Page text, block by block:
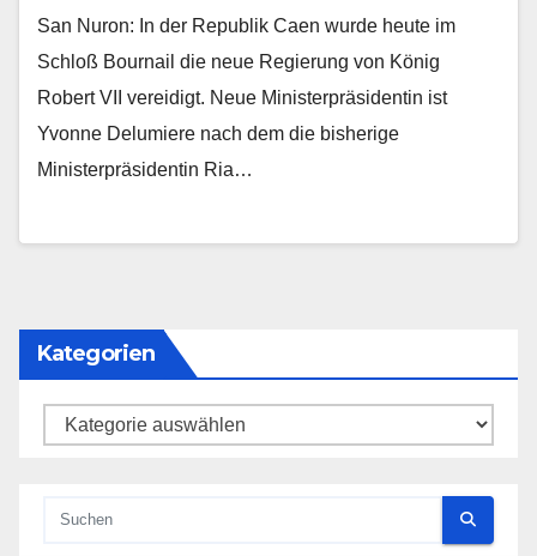
San Nuron: In der Republik Caen wurde heute im
Schloß Bournail die neue Regierung von König
Robert VII vereidigt. Neue Ministerpräsidentin ist
Yvonne Delumiere nach dem die bisherige
Ministerpräsidentin Ria…
Kategorien
Kategorien